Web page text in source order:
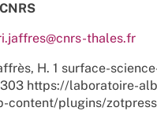
thales.fr
H. 1 surface-
https://laboratoire-
content/plugins/